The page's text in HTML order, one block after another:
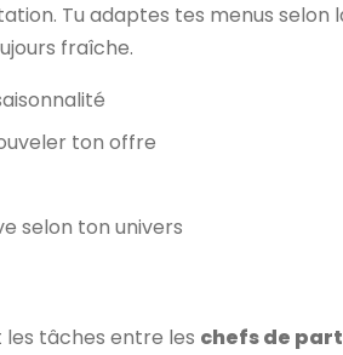
Tu adaptes tes menus selon
fraîche.
ton offre
selon ton univers
tâches entre les chefs de